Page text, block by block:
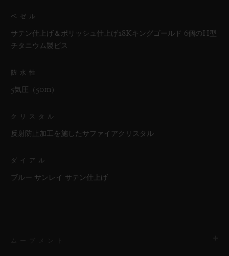
ベゼル
サテン仕上げ＆ポリッシュ仕上げ18Kキングゴールド 6個のH型
チタニウム製ビス
防水性
5気圧（50m）
クリスタル
反射防止加工を施したサファイアクリスタル
ダイアル
ブルー サンレイ サテン仕上げ